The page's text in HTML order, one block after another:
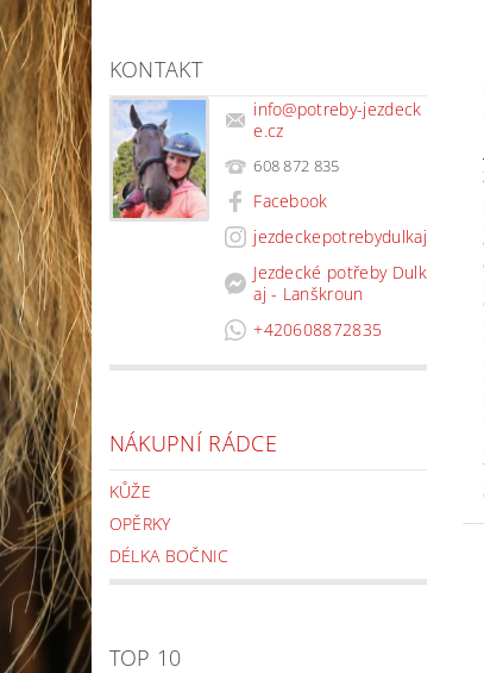
KONTAKT
info@potreby-jezdeck
e.cz
608 872 835
Facebook
jezdeckepotrebydulkaj
Jezdecké potřeby Dulk
aj - Lanškroun
+420608872835
NÁKUPNÍ RÁDCE
KŮŽE
OPĚRKY
DÉLKA BOČNIC
TOP 10